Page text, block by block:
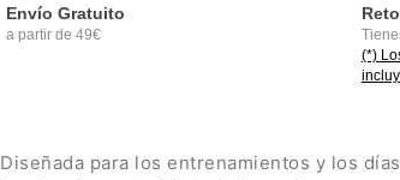
Envío Gratuito
a partir de 49€
(*)
Diseñada para los entrenamientos y los